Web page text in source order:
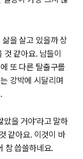
을 살고 있을까 상
것 같아요. 남들이
또 다른 탈출구를
강박에 시달리며
았을 거야'라고 말하
같아요. 이것이 바
참 씁쓸하네요.